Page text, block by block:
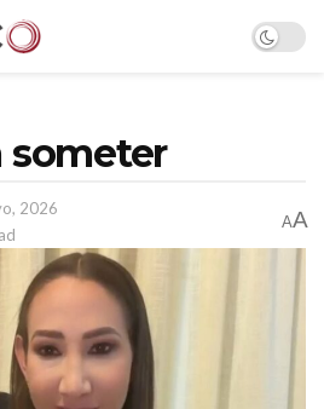
someter
2026
AA